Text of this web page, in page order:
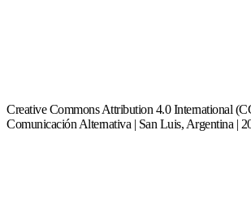
Creative Commons Attribution 4.0 International
Comunicación Alternativa | San Luis, Argentina |